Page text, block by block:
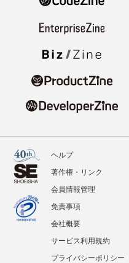
ヘルプ
著作権・リンク
会員情報管理
免責事項
会社概要
サービス利用規約
プライバシーポリシー